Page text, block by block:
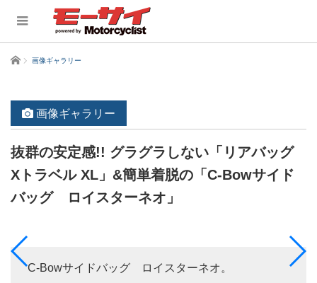
ホーム 画像ギャラリー
画像ギャラリー
抜群の安定感!! グラグラしない「リアバッグ
Xトラベル XL」&簡単着脱の「C-Bowサイド
バッグ ロイスターネオ」
C-Bowサイドバッグ ロイスターネオ。